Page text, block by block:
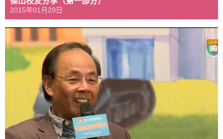
2015年01月29日